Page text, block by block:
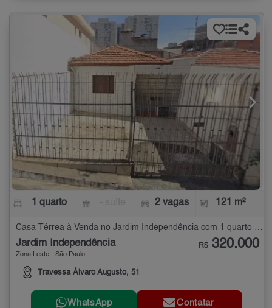
1 quarto 2 vagas 121 m²
Casa Térrea à Venda no Jardim Independência com 1 quarto - 121 m²
Jardim Independência
Zona Leste - São Paulo
Travessa Álvaro Augusto, 51
R$ 320.000
WhatsApp Contatar